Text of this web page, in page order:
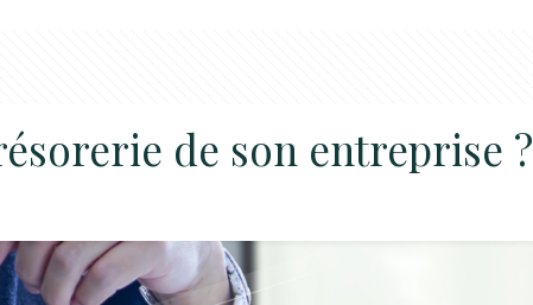
de son entreprise ?